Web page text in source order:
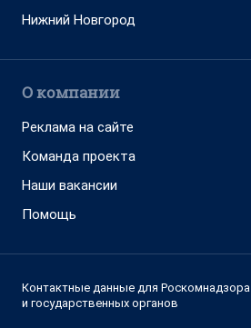
Нижний Новгород
О компании
Реклама на сайте
Команда проекта
Наши вакансии
Помощь
Контактные данные для Роскомнадзора
и государственных органов